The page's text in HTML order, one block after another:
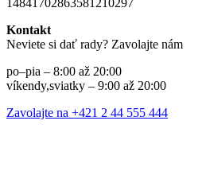
Kontakt
Neviete si dať rady? Zavolajte nám
po–pia – 8:00 až 20:00
víkendy,sviatky – 9:00 až 20:00
Zavolajte na +421 2 44 555 444